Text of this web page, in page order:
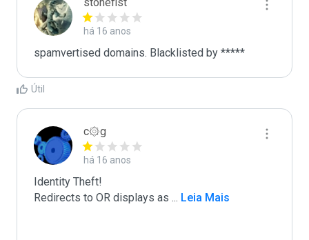
há 16 anos
spamvertised domains. Blacklisted by *****
Útil
c۞g
há 16 anos
Identity Theft!
Redirects to OR displays as ... Leia Mais